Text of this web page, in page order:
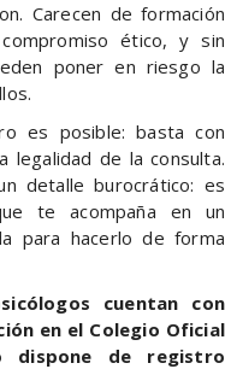
Carecen de formación
ético, y sin
poner en riesgo la
es posible: basta con
legalidad de la consulta.
detalle burocrático: es
te acompaña en un
para hacerlo de forma
cuentan con
en el Colegio Oficial
dispone de registro